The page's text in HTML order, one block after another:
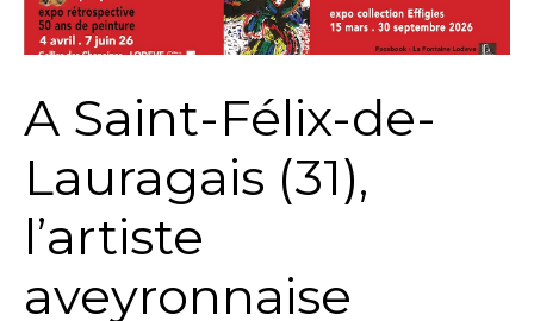
A Saint-Félix-de-
Lauragais (31),
l’artiste
aveyronnaise